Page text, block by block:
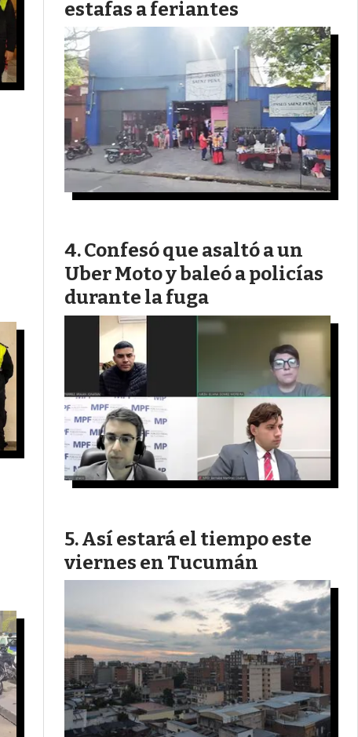
estafas a feriantes
Confesó que asaltó a un
Uber Moto y baleó a policías
durante la fuga
Así estará el tiempo este
viernes en Tucumán